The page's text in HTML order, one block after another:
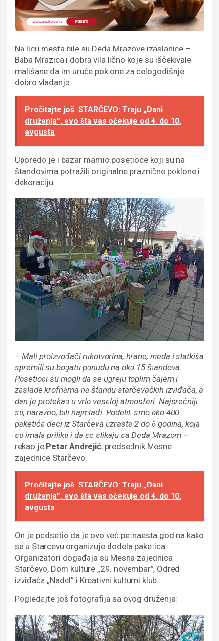
Na licu mesta bile su Deda Mrazove izaslanice –
Baba Mrazica i dobra vila lično koje su iščekivale
mališane da im uruče poklone za celogodišnje
dobro vladanje.
Pročitajte još STARČEVO: Traju „Dani
druženja”, evo šta vas očekuje od 4. do 10.
avgusta
Uporedo je i bazar mamio posetioce koji su na
štandovima potražili originalne praznične poklone i
dekoraciju.
– Mali proizvođači rukotvorina, hrane, meda i slatkiša
spremili su bogatu ponudu na oko 15 štandova.
Posetioci su mogli da se ugreju toplim čajem i
zaslade krofnama na štandu starčevačkih izviđača, a
dan je protekao u vrlo veseloj atmosferi. Najsrećniji
su, naravno, bili najmlađi. Podelili smo oko 400
paketića deci iz Starčeva uzrasta 2 do 6 godina, koja
su imala priliku i da se slikaju sa Deda Mrazom –
rekao je Petar Andrejić, predsednik Mesne
zajednice Starčevo.
Pročitajte još STARČEVO: Traju „Dani
druženja”, evo šta vas očekuje od 4. do 10.
avgusta
On je podsetio da je ovo već petnaesta godina kako
se u Starcevu organizuje dodela paketica.
Organizatori događaja su Mesna zajednica
Starčevo, Dom kulture „29. novembar”, Odred
izviđača „Nadel” i Kreativni kulturni klub.
Pogledajte još fotografija sa ovog druženja: